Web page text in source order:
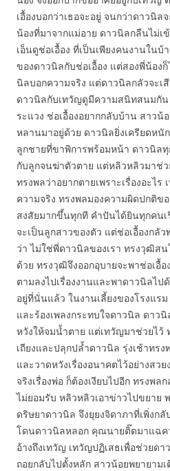
เอื้องบอกว่าเธอจะอยู่ จนกว่าดาวนิ
น้องที่มาจากแม่อาย ดาวนิลกลืนไม่เ
เอ็นดูช่อเอื้อง ที่เป็นเพียงคนงานใน
ของดาวนิลกับช่อเอื้อง แต่สองพี่น้อง
นิลบอกความจริง แต่ดาวนิลกลัวจะเ
ดาวนิลกับเทวัญดูมีความสนิทสนมกัน
ระแวง ช่อเอื้องอยากกลับบ้าน สาวน้
หลานมาอยู่ด้วย ดาวนิลยิ่งเครียดหนั
ลูกชายที่ขาพิการพร้อมหน้า ดาวนิล
กับลูกจนฆ่าตัวตาย แต่หลิวหลิวมาช่
ทรงพลว่าอยากตายเพราะเรื่องอะไ
ความจริง ทรงพลมองความผิดปกติข
สงสัยมากขึ้นทุกที คำปันได้ยินทุกคนเ
จะเป็นลูกสาวของตัว แต่ช่อเอื้องกลัว
ว่า ไม่ใช่พี่ดาวนิลของเรา ทรงวุฒิสน
ด้วย ทรงวุฒิจึงออกอุบายจะพาช่อเอื้
ตามลงไปเรื่องงานและพาดาวนิลไป
อยู่ที่นั่นแล้ว ในงานเลี้ยงของโรงแร
และร้องเพลงกระทบใจดาวนิล ดาว
หวังให้จมน้ำตาย แต่เทวัญมาช่วยไว้
เถียงและปลุกปล้ำดาวนิล รุ่งเช้าทร
และวาดหวังเรื่องอนาคตไว้อย่างสว
จริงเรื่องพ่อ ก็ต้องเงียบไปอีก ทรงพ
ไม่ยอมรับ หลิวหลิวเอาข่าวไปขยา
ดริษยาดาวนิล จึงยุยงจิดาภาที่เพิ่งก
โดนดาวนิลหลอก คุณนายติ๊ดมาแฉค
อ้างถึงเทวัญ เทวัญปฏิเสธเพื่อช่วยด
ถอยกลับไปตั้งหลัก สาวน้อยพยายาม